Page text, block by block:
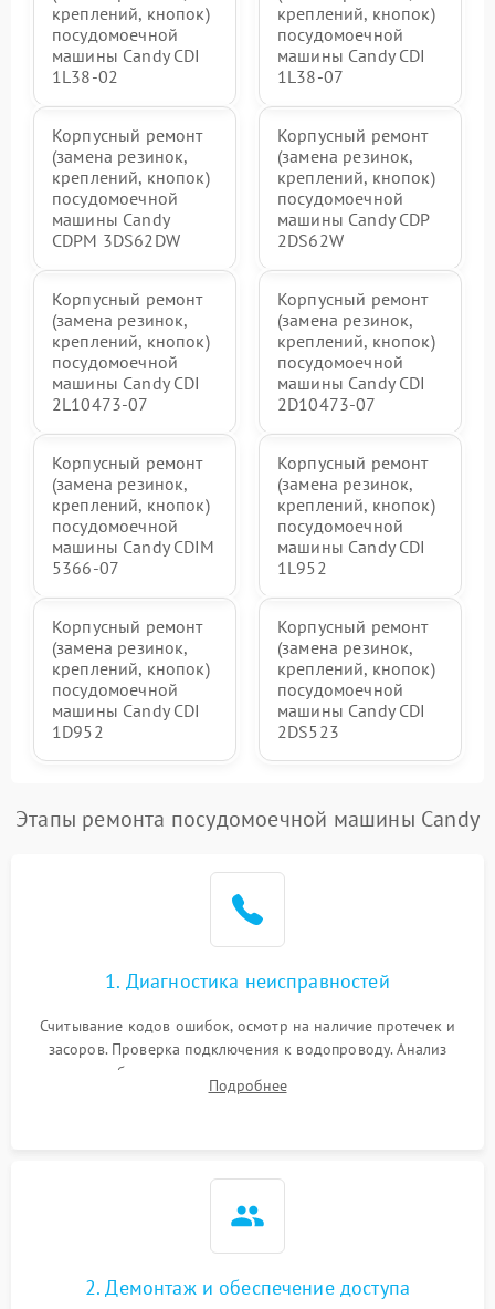
креплений, кнопок)
посудомоечной
машины Candy CDI
1L38-02
креплений, кнопок)
посудомоечной
машины Candy CDI
1L38-07
Корпусный ремонт
(замена резинок,
креплений, кнопок)
посудомоечной
машины Candy
CDPM 3DS62DW
Корпусный ремонт
(замена резинок,
креплений, кнопок)
посудомоечной
машины Candy CDP
2DS62W
Корпусный ремонт
(замена резинок,
креплений, кнопок)
посудомоечной
машины Candy CDI
2L10473-07
Корпусный ремонт
(замена резинок,
креплений, кнопок)
посудомоечной
машины Candy CDI
2D10473-07
Корпусный ремонт
(замена резинок,
креплений, кнопок)
посудомоечной
машины Candy CDIM
5366-07
Корпусный ремонт
(замена резинок,
креплений, кнопок)
посудомоечной
машины Candy CDI
1L952
Корпусный ремонт
(замена резинок,
креплений, кнопок)
посудомоечной
машины Candy CDI
1D952
Корпусный ремонт
(замена резинок,
креплений, кнопок)
посудомоечной
машины Candy CDI
2DS523
Этапы ремонта посудомоечной машины Candy
1. Диагностика неисправностей
Считывание кодов ошибок, осмотр на наличие протечек и
засоров. Проверка подключения к водопроводу. Анализ
жалоб на отсутствие слива, нагрева, вращения
разбрызгивателей или срабатывание системы защиты
Подробнее
2. Демонтаж и обеспечение доступа